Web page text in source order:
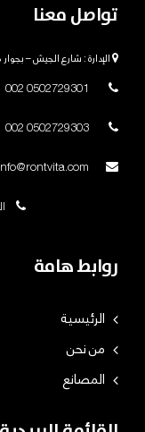
تواصل معنا
الإدارة : شارع الجيش –
روابط هامة
الرئيسية
من نحن
المصانع